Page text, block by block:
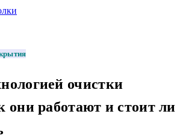
очистки
они работают и стоит ли